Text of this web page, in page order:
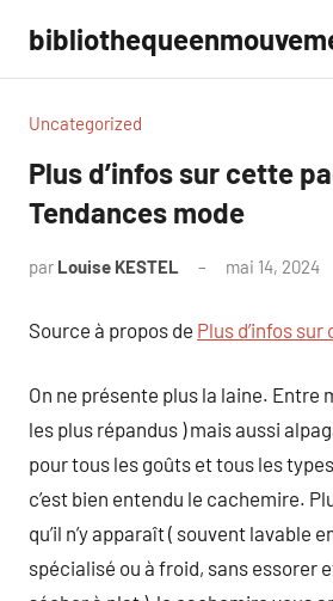
contenu
Uncategorized
Plus d’infos sur cette
Tendances mode
par Louise KESTEL mai 14, 2024
Source à propos de Plus d’infos
On ne présente plus la laine. Entre
les plus répandus ) mais aussi
pour tous les goûts et tous les
c’est bien entendu le cachemire.
qu’il n’y apparaît ( souvent lavable
spécialisé ou à froid, sans essorer